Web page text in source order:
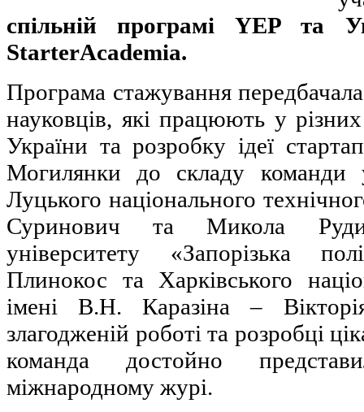
спільній програмі YEP та
StarterAcademia.
Програма стажування
науковців, які працюють у
України та розробку ідеї
Могилянки до складу команди
Луцького національного
Суринович та Микола
університету «Запорізька
Плинокос та Харківського
імені В.Н. Каразіна –
злагодженій роботі та розробці
команда достойно
міжнародному журі.